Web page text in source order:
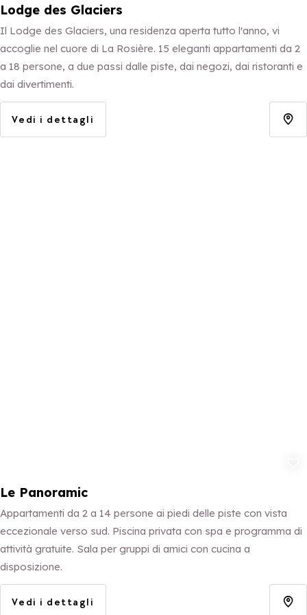
Lodge des Glaciers
Il Lodge des Glaciers, una residenza aperta tutto l'anno, vi
accoglie nel cuore di La Rosière. 15 eleganti appartamenti da 2
a 18 persone, a due passi dalle piste, dai negozi, dai ristoranti e
dai divertimenti.
Vedi i dettagli
Le Panoramic
Appartamenti da 2 a 14 persone ai piedi delle piste con vista
eccezionale verso sud. Piscina privata con spa e programma di
attività gratuite. Sala per gruppi di amici con cucina a
disposizione.
Vedi i dettagli